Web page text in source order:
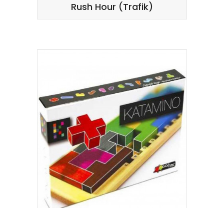
Rush Hour (Trafik)